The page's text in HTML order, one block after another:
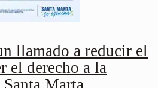
llamado a reducir el
el derecho a la
Marta